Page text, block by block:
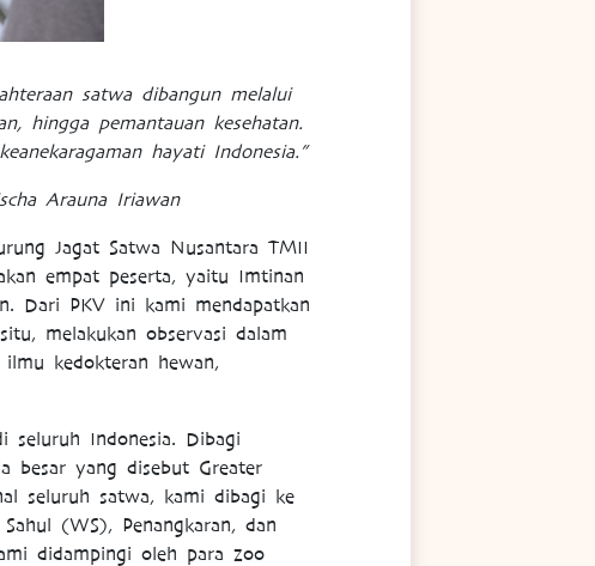
satwa dibangun melalui
hingga pemantauan kesehatan.
hayati Indonesia.”
Arauna Iriawan
Jagat Satwa Nusantara TMII
empat peserta, yaitu Imtinan
Dari PKV ini kami mendapatkan
melakukan observasi dalam
kedokteran hewan,
Indonesia. Dibagi
besar yang disebut Greater
seluruh satwa, kami dibagi ke
(WS), Penangkaran, dan
didampingi oleh para zoo